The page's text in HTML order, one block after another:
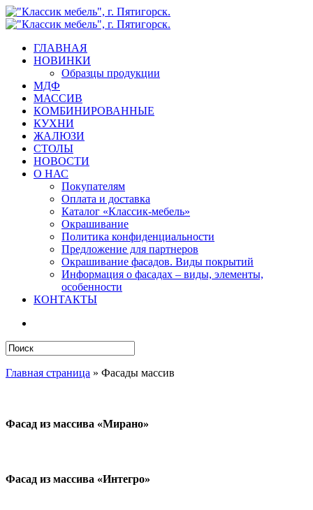
Skip
to
content
search
Menu
ГЛАВНАЯ
НОВИНКИ
Образцы продукции
МДФ
МАССИВ
КОМБИНИРОВАННЫЕ
КУХНИ
ЖАЛЮЗИ
СТОЛЫ
НОВОСТИ
О НАС
Покупателям
Оплата и доставка
Каталог «Классик-мебель»
Окрашивание
Политика конфиденциальности
Предложение для партнеров
Окрашивание фасадов. Виды покрытий
Информация о фасадах – виды, элементы,
особенности
КОНТАКТЫ
Search
Главная страница » Фасады массив
Фасад из массива «Мирано»
Фасад из массива «Интегро»